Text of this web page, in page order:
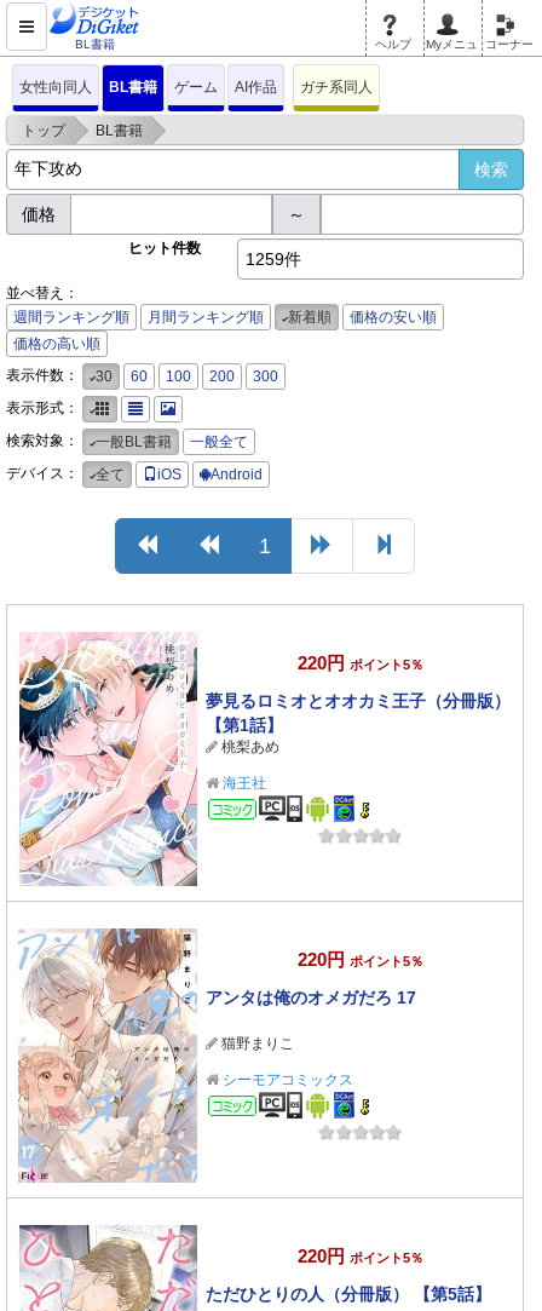
BL書籍 ヘルプ Myメニュ コーナー
女性向同人 BL書籍 ゲーム AI作品 ガチ系同人
トップ > BL書籍 >
価格 ～
ヒット件数
1259件
並べ替え：
週間ランキング順
月間ランキング順 新着順
価格の安い順
価格の高い順
表示件数：
30 60 100 200
300
表示形式：
検索対象：
一般BL書籍
一般全て
デバイス：
全て iOS Android
1
220円 ポイント5％
夢見るロミオとオオカミ王子（分冊版）
【第1話】
桃梨あめ
海王社
コミック
220円 ポイント5％
アンタは俺のオメガだろ 17
猫野まりこ
シーモアコミックス
コミック
220円 ポイント5％
ただひとりの人（分冊版） 【第5話】